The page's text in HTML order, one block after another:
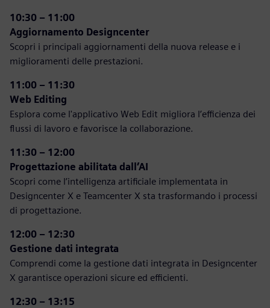
10:30 – 11:00
Aggiornamento Designcenter
Scopri i principali aggiornamenti della nuova release e i
miglioramenti delle prestazioni.
11:00 – 11:30
Web Editing
Esplora come l'applicativo Web Edit migliora l’efficienza dei
flussi di lavoro e favorisce la collaborazione.
11:30 – 12:00
Progettazione abilitata dall’AI
Scopri come l’intelligenza artificiale implementata in
Designcenter X e Teamcenter X sta trasformando i processi
di progettazione.
12:00 – 12:30
Gestione dati integrata
Comprendi come la gestione dati integrata in Designcenter
X garantisce operazioni sicure ed efficienti.
12:30 – 13:15